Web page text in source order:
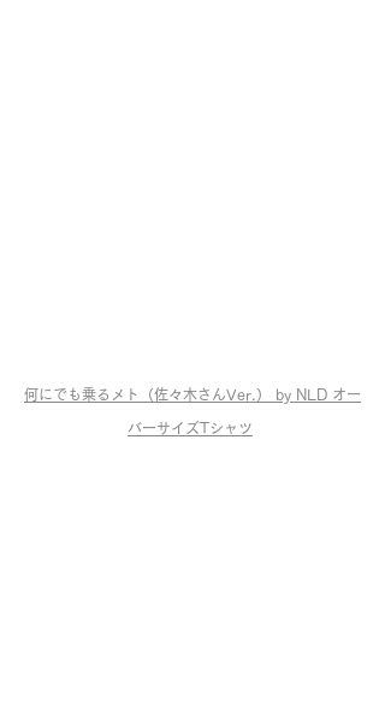
何にでも乗るメト（佐々木さんVer.） by NLD オー
バーサイズTシャツ